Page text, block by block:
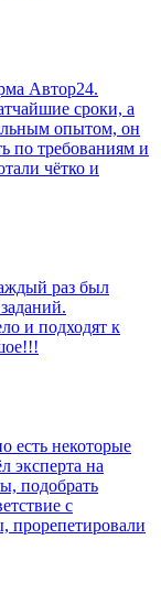
Автор24.
сроки, а
опытом, он
по требованиям и
чётко и
раз был
и подходят к
есть некоторые
эксперта на
подобрать
с
прорепетировали